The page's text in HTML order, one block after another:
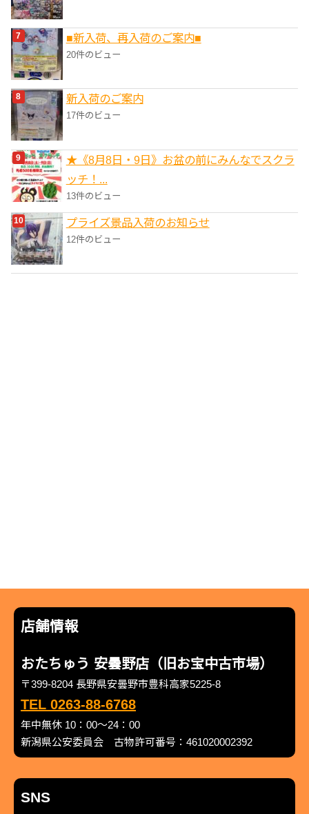
■新入荷、再入荷のご案内■
20件のビュー
新入荷のご案内
17件のビュー
★《8月8日・9日》お盆の前にみんなでスクラ
ッチ！...
13件のビュー
プライズ景品入荷のお知らせ
12件のビュー
店舗情報
おたちゅう 安曇野店（旧お宝中古市場）
〒399-8204 長野県安曇野市豊科高家5225-8
TEL 0263-88-6768
年中無休 10：00～24：00
新潟県公安委員会 古物許可番号：461020002392
SNS